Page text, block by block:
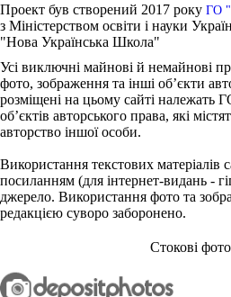
Проект був створений 2017 року ГО
з Міністерством освіти і науки
"Нова Українська Школа"
Усі виключні майнові й немайнові
фото, зображення та інші об’єкти
розміщені на цьому сайті належать
об’єктів авторського права, які
авторство іншої особи.
Використання текстових матеріалів
посиланням (для інтернет-видань -
джерело. Використання фото та
редакцією суворо заборонено.
Стокові